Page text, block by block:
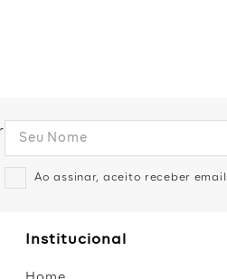
Ao assinar, aceito receber
Institucional